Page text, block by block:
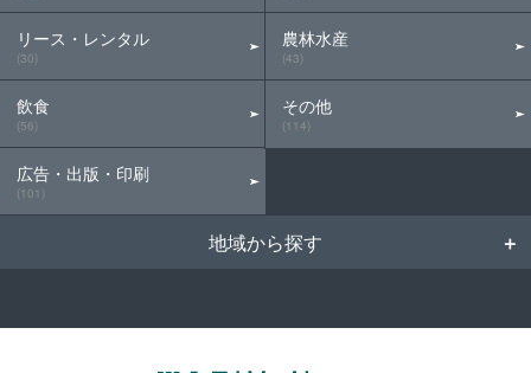
リース・レンタル
(30)
飲食
(56)
広告・出版・印刷
(101)
農林水産
(43)
その他
(114)
地域から探す